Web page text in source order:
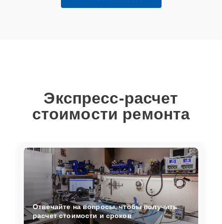
Экспресс-расчет
стоимости ремонта
Отвечайте на вопросы, чтобы получить
расчет стоимости и сроков